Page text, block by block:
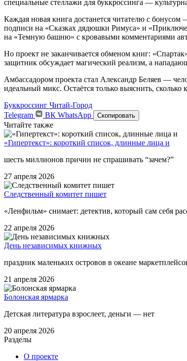
специальные стеллажи для буккроссинга —
Каждая новая книга достанется читателю с
подписи на «Сказках дядюшки Римуса» и
на «Темную башню» с кровавыми комментариями
Но проект не заканчивается обменом книг:
защитник обсуждает магический реализм, а
Амбассадором проекта стал Александр Беляев —
идеальный микс. Остаётся только выяснить,
Буккроссинг Читай-Город
Telegram
ВК WhatsApp Скопировать
Читайте также
«Гипертекст»: короткий список, длинные лица и
шесть миллионов причин не спрашивать “зачем?”
27 апреля 2026
Следственный комитет пишет
«Ленфильм» снимает: детектив, который сам себя
22 апреля 2026
День независимых книжных
праздник маленьких островов в океане
21 апреля 2026
Болонская ярмарка
Детская литература взрослеет, деньги — нет
20 апреля 2026
Разделы
О проекте